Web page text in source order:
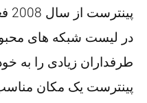
در لیست شبکه های
طرفداران زیادی را به
پینترست یک مکان